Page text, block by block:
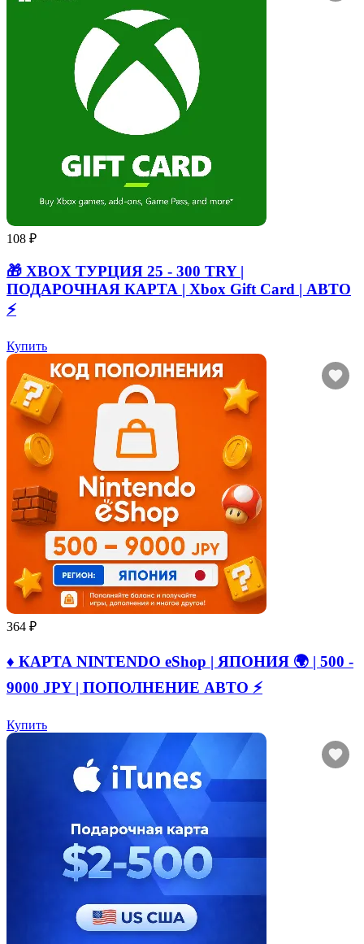
108 ₽
🎁 XBOX ТУРЦИЯ 25 - 300 TRY |
ПОДАРОЧНАЯ КАРТА | Xbox Gift Card | АВТО
⚡
Купить
364 ₽
♦️ КАРТА NINTENDO eShop | ЯПОНИЯ 🌍 | 500 -
9000 JPY | ПОПОЛНЕНИЕ АВТО ⚡
Купить